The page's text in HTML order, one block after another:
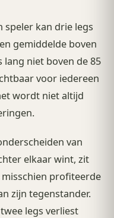
speler kan drie legs
gemiddelde boven
lang niet boven de 85
voor iedereen
wordt niet altijd
van
elkaar wint, zit
profiteerde
zijn tegenstander.
legs verliest